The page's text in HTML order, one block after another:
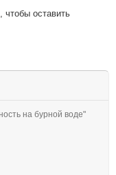
, чтобы оставить
на бурной воде"